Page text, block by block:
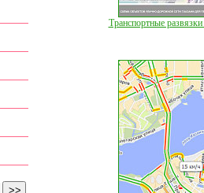
Транспортные